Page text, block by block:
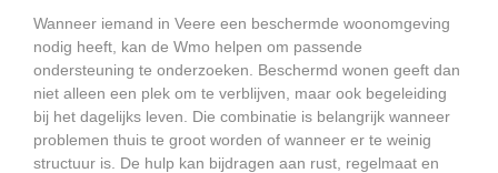
Wanneer iemand in Veere een beschermde woonomgeving
nodig heeft, kan de Wmo helpen om passende
ondersteuning te onderzoeken. Beschermd wonen geeft dan
niet alleen een plek om te verblijven, maar ook begeleiding
bij het dagelijks leven. Die combinatie is belangrijk wanneer
problemen thuis te groot worden of wanneer er te weinig
structuur is. De hulp kan bijdragen aan rust, regelmaat en